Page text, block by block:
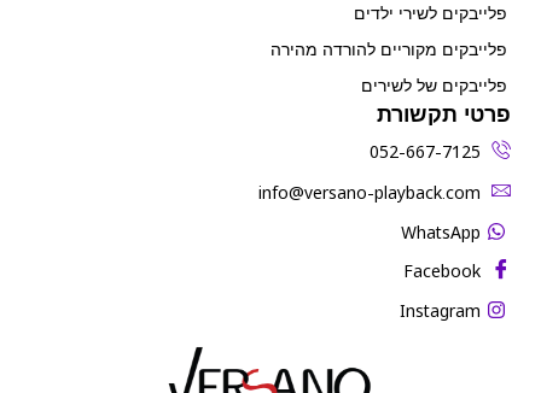
פלייבקים לשירי ילדים
פלייבקים מקוריים להורדה מהירה
פלייבקים של לשירים
פרטי תקשורת
052-667-7125
‫info@versano-playback.com‬
WhatsApp
Facebook
Instagram